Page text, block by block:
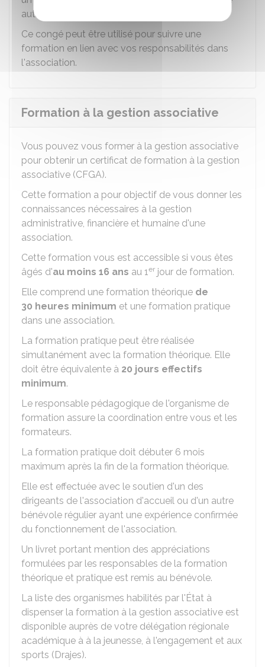
autrement.
Ce congé peut être utilisé pour suivre une
formation en lien avec vos responsabilités dans
l'association.
Formation à la gestion associative
Vous pouvez vous former à la gestion associative
pour obtenir un certificat de formation à la gestion
associative (CFGA).
Cette formation a pour objectif de vous donner les
connaissances nécessaires à la gestion
administrative, financière et humaine d'une
association.
Cette formation vous est accessible si vous êtes
âgés d'au moins 16 ans au 1er jour de formation.
Elle comprend une formation théorique de
30 heures minimum et une formation pratique
dans une association.
La formation pratique peut être réalisée
simultanément avec la formation théorique. Elle
doit être équivalente à 20 jours effectifs
minimum.
Le responsable pédagogique de l'organisme de
formation assure la coordination entre vous et les
formateurs.
La formation pratique doit débuter 6 mois
maximum après la fin de la formation théorique.
Elle est effectuée avec le soutien d'un des
dirigeants de l'association d'accueil ou d'un autre
bénévole régulier ayant une expérience confirmée
du fonctionnement de l'association.
Un livret portant mention des appréciations
formulées par les responsables de la formation
théorique et pratique est remis au bénévole.
La liste des organismes habilités par l'État à
dispenser la formation à la gestion associative est
disponible auprès de votre délégation régionale
académique à à la jeunesse, à l'engagement et aux
sports (Drajes).